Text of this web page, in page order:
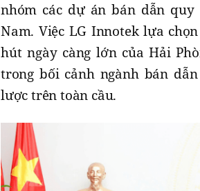
nhóm các dự án bán dẫn
Nam. Việc LG Innotek lựa
hút ngày càng lớn của Hải
trong bối cảnh ngành bán
lược trên toàn cầu.